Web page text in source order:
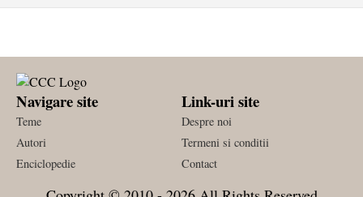
Navigare site
Teme
Autori
Enciclopedie
Link-uri site
Despre noi
Termeni si conditii
Contact